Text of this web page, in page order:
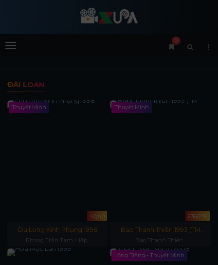
Menu
0
ĐÀI LOAN
Thuyết Minh
40/40
Du Long Kinh Phụng 1998
Phong Trần Tam Hiệp
Thuyết Minh
236/236
Bao Thanh Thiên 1993 (TM
Ngọc Thạch)
Bao Thanh Thiên
Lồng Tiếng - Thuyết Minh